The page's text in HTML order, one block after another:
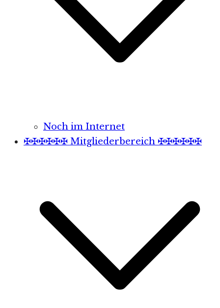
Noch im Internet
✠✠✠✠✠✠ Mitgliederbereich ✠✠✠✠✠✠